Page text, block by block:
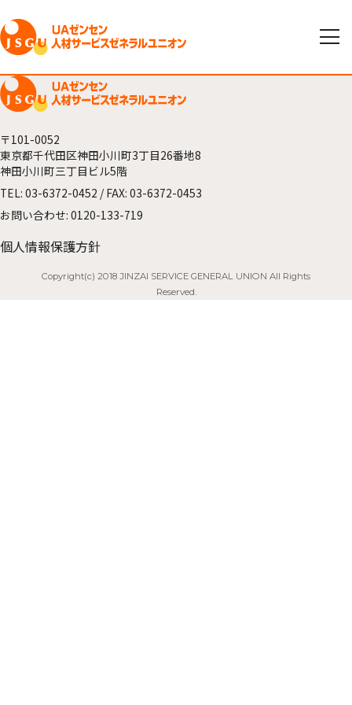
〒101-0052
東京都千代田区神田小川町3丁目26番地8
神田小川町三丁目ビル5階
TEL: 03-6372-0452 / FAX: 03-6372-0453
お問い合わせ: 0120-133-719
個人情報保護方針
Copyright(c) 2018 JINZAI SERVICE GENERAL UNION All Rights
Reserved.